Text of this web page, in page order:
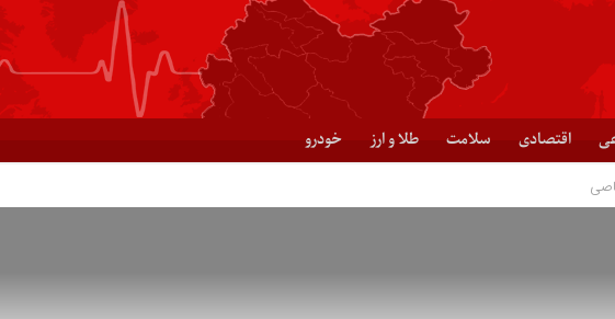
اقتصادی سلامت طلا و ارز خودرو